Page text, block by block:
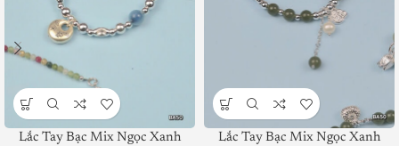
Product SKU:
Lắc Tay Bạc Mix Ngọc Xanh
Lắc Tay Bạc Mix Ngọc Xanh